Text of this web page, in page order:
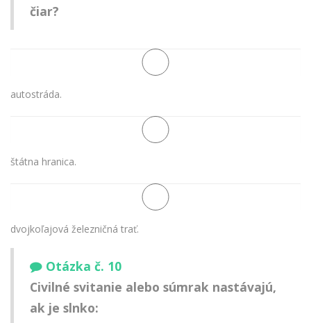
čiar?
autostráda.
štátna hranica.
dvojkoľajová železničná trať.
Otázka č. 10
Civilné svitanie alebo súmrak nastávajú,
ak je slnko: